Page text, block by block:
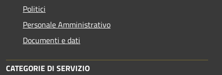
Politici
Personale Amministrativo
Documenti e dati
CATEGORIE DI SERVIZIO